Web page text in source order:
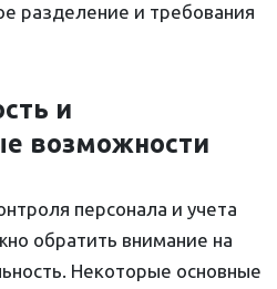
разделение и требования
и
возможности
персонала и учета
обратить внимание на
Некоторые основные